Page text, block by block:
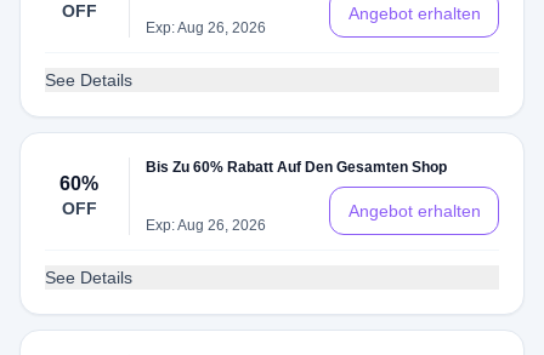
OFF
Exp: Aug 26, 2026
Angebot erhalten
See Details
60%
OFF
Bis Zu 60% Rabatt Auf Den Gesamten Shop
Exp: Aug 26, 2026
Angebot erhalten
See Details